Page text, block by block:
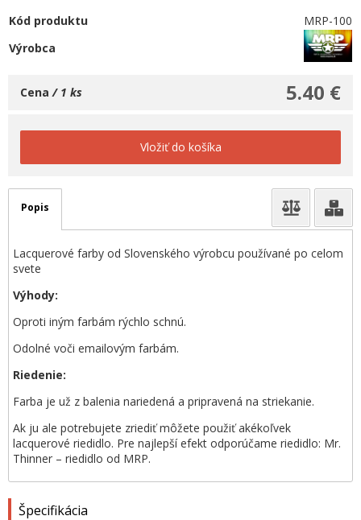
Kód produktu
MRP-100
Výrobca
5.40 €
Cena / 1 ks
Vložiť do košíka
Popis
Lacquerové farby od Slovenského výrobcu používané po celom
svete
Výhody:
Oproti iným farbám rýchlo schnú.
Odolné voči emailovým farbám.
Riedenie:
Farba je už z balenia nariedená a pripravená na striekanie.
Ak ju ale potrebujete zriediť môžete použiť akékoľvek
lacquerové riedidlo. Pre najlepší efekt odporúčame riedidlo: Mr.
Thinner – riedidlo od MRP.
Špecifikácia